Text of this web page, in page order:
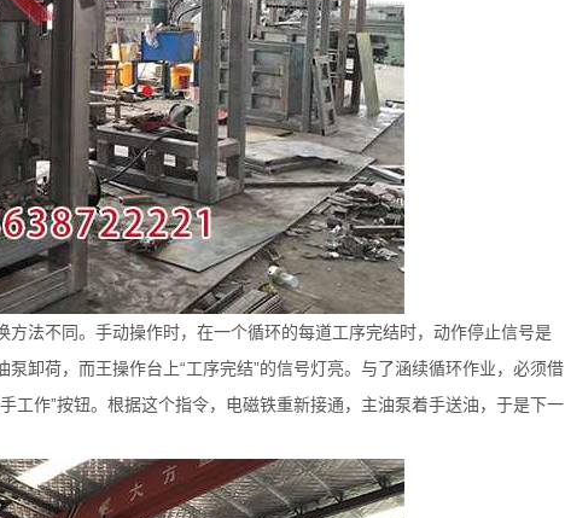
法不同。手动操作时，在一个循环的每道工序完结时，动作停止信号是
卸荷，而王操作台上“工序完结”的信号灯亮。与了涵续循环作业，必须借
工作”按钮。根据这个指令，电磁铁重新接通，主油泵着手送油，于是下一